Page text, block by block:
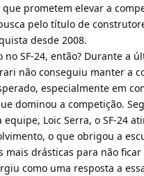
prometem elevar a
pelo título de
desde 2008.
SF-24, então? Durante a
não conseguiu manter a
especialmente em
dominou a competição.
Loic Serra, o SF-24
o que obrigou a
mais drásticas para não
como uma resposta a